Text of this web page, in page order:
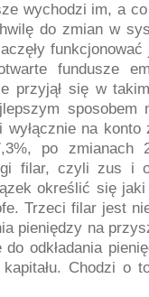
wychodzi im, a
do zmian w
fundusze
przyjął się w
sposobem
wyłącznie na
po zmianach
filar, czyli zus i
określić się
Trzeci filar jest
pieniędzy na
odkładania
Chodzi o